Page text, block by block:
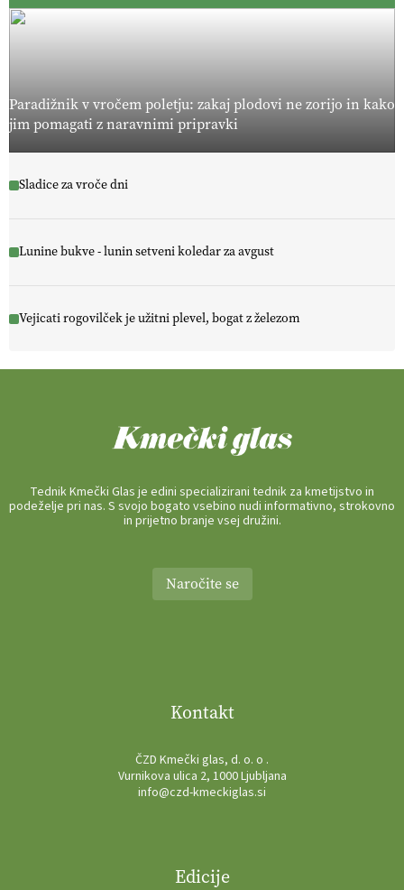
Paradižnik v vročem poletju: zakaj plodovi ne zorijo in kako
jim pomagati z naravnimi pripravki
Sladice za vroče dni
Lunine bukve - lunin setveni koledar za avgust
Vejicati rogovilček je užitni plevel, bogat z železom
Tednik Kmečki Glas je edini specializirani tednik za kmetijstvo in
podeželje pri nas. S svojo bogato vsebino nudi informativno, strokovno
in prijetno branje vsej družini.
Naročite se
Kontakt
ČZD Kmečki glas, d. o. o .
Vurnikova ulica 2, 1000 Ljubljana
info@czd-kmeckiglas.si
Edicije